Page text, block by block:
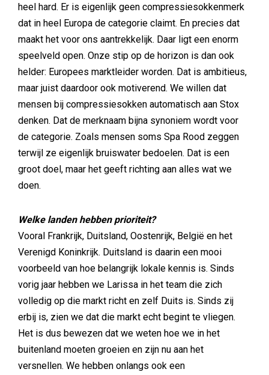
heel hard. Er is eigenlijk geen compressiesokkenmerk
dat in heel Europa de categorie claimt. En precies dat
maakt het voor ons aantrekkelijk. Daar ligt een enorm
speelveld open. Onze stip op de horizon is dan ook
helder: Europees marktleider worden. Dat is ambitieus,
maar juist daardoor ook motiverend. We willen dat
mensen bij compressiesokken automatisch aan Stox
denken. Dat de merknaam bijna synoniem wordt voor
de categorie. Zoals mensen soms Spa Rood zeggen
terwijl ze eigenlijk bruiswater bedoelen. Dat is een
groot doel, maar het geeft richting aan alles wat we
doen.
Welke landen hebben prioriteit?
Vooral Frankrijk, Duitsland, Oostenrijk, België en het
Verenigd Koninkrijk. Duitsland is daarin een mooi
voorbeeld van hoe belangrijk lokale kennis is. Sinds
vorig jaar hebben we Larissa in het team die zich
volledig op die markt richt en zelf Duits is. Sinds zij
erbij is, zien we dat die markt echt begint te vliegen.
Het is dus bewezen dat we weten hoe we in het
buitenland moeten groeien en zijn nu aan het
versnellen. We hebben onlangs ook een